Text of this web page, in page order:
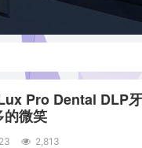
Pro Dental DLP
的微笑
2,813